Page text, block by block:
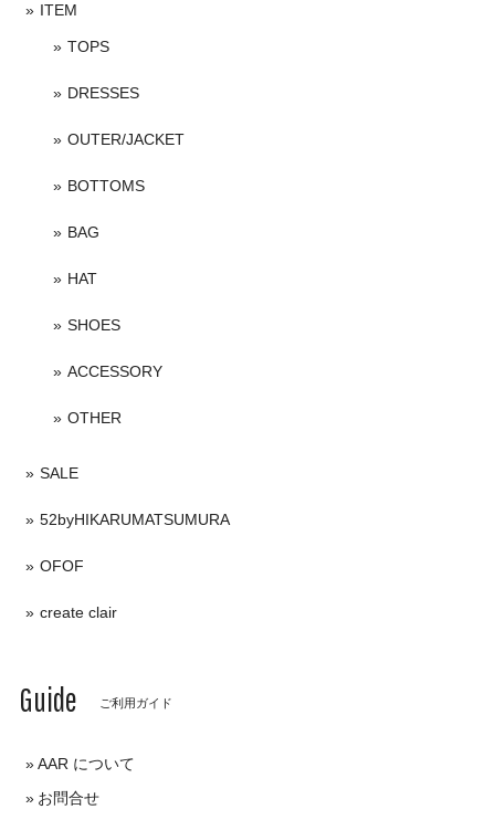
ITEM
TOPS
DRESSES
OUTER/JACKET
BOTTOMS
BAG
HAT
SHOES
ACCESSORY
OTHER
SALE
52byHIKARUMATSUMURA
OFOF
create clair
Guide ご利用ガイド
AAR について
お問合せ